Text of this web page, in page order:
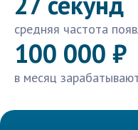
средняя частота
100 000 ₽
в месяц